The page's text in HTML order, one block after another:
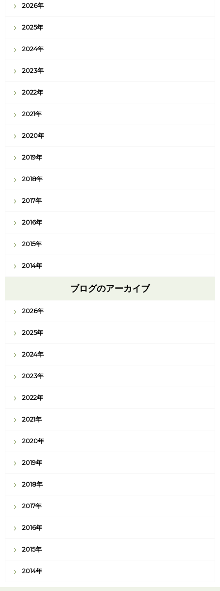
2026年
2025年
2024年
2023年
2022年
2021年
2020年
2019年
2018年
2017年
2016年
2015年
2014年
ブログのアーカイブ
2026年
2025年
2024年
2023年
2022年
2021年
2020年
2019年
2018年
2017年
2016年
2015年
2014年